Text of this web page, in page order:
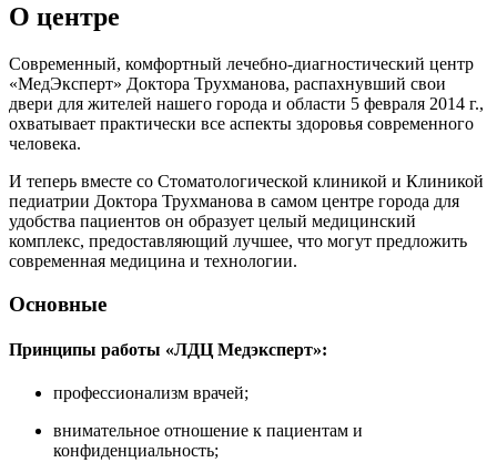
О центре
Современный, комфортный лечебно-диагностический центр
«МедЭксперт» Доктора Трухманова, распахнувший свои
двери для жителей нашего города и области 5 февраля 2014 г.,
охватывает практически все аспекты здоровья современного
человека.
И теперь вместе со Стоматологической клиникой и Клиникой
педиатрии Доктора Трухманова в самом центре города для
удобства пациентов он образует целый медицинский
комплекс, предоставляющий лучшее, что могут предложить
современная медицина и технологии.
Основные
Принципы работы «ЛДЦ Медэксперт»:
профессионализм врачей;
внимательное отношение к пациентам и
конфиденциальность;